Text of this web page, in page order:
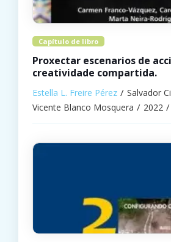
Capítulo de libro
Proxectar escenarios de
creatividade compartida.
Estella L. Freire Pérez
Salvador
Vicente Blanco Mosquera
2022